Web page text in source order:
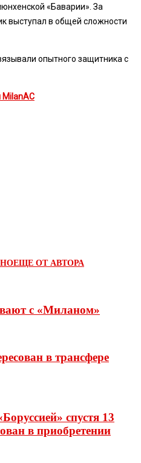
«Баварии». За
выступал в общей сложности
опытного защитника с
ЕЩЕ ОТ АВТОРА
с «Миланом»
в трансфере
спустя 13
в приобретении